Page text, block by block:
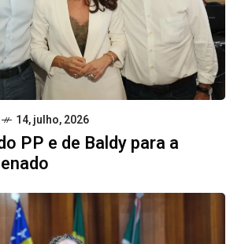
14, julho, 2026
PP e de Baldy para a